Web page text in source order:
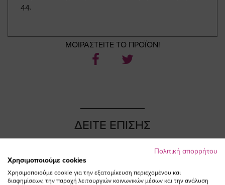
44.
ΜΟΙΡΑΣΤΕΙΤΕ ΤΟ ΠΡΟΪΟΝ!
ΔΕΙΤΕ ΕΠΙΣΗΣ
Πολιτική απορρήτου
Χρησιμοποιούμε cookies
Χρησιμοποιούμε cookie για την εξατομίκευση περιεχομένου και
διαφημίσεων, την παροχή λειτουργιών κοινωνικών μέσων και την ανάλυση